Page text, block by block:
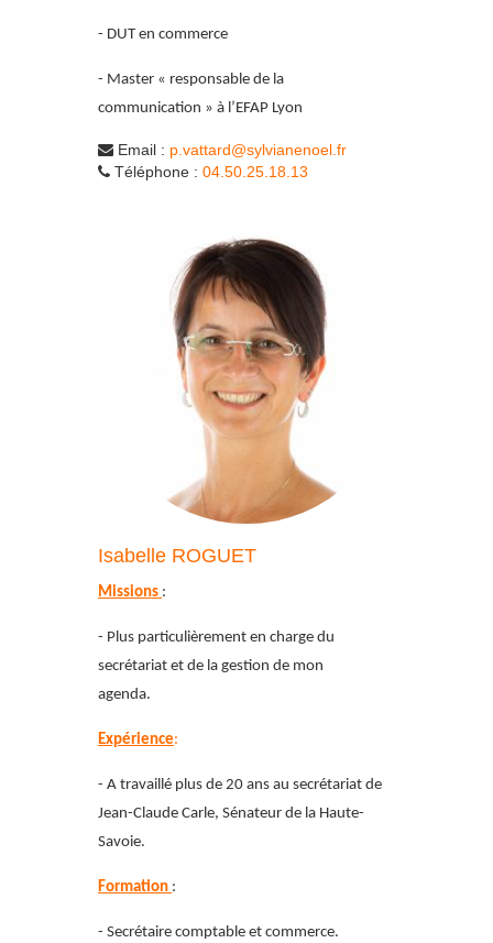
- DUT en commerce
- Master « responsable de la
communication » à l’EFAP Lyon
Email : p.vattard@sylvianenoel.fr
Téléphone : 04.50.25.18.13
Isabelle ROGUET
Missions :
- Plus particulièrement en charge du
secrétariat et de la gestion de mon
agenda.
Expérience:
- A travaillé plus de 20 ans au secrétariat de
Jean-Claude Carle, Sénateur de la Haute-
Savoie.
Formation :
- Secrétaire comptable et commerce.